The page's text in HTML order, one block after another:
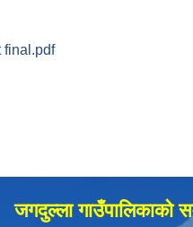
final.pdf
जगदुल्ला गाउँपालिकाको